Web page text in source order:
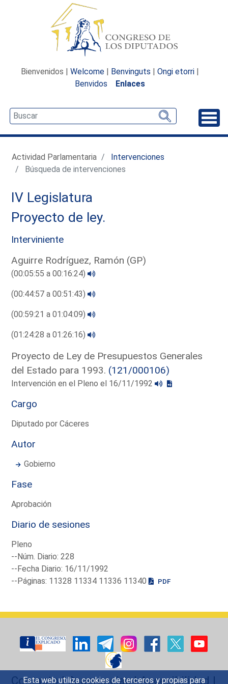
Esta web utiliza cookies de terceros y propias para
Bienvenidos | Welcome | Benvinguts | Ongi etorri |
Benvidos
Enlaces
Actividad Parlamentaria
Intervenciones
Búsqueda de intervenciones
IV Legislatura
Proyecto de ley.
Interviniente
Aguirre Rodríguez, Ramón (GP)
(00:05:55 a 00:16:24)
(00:44:57 a 00:51:43)
(00:59:21 a 01:04:09)
(01:24:28 a 01:26:16)
Proyecto de Ley de Presupuestos Generales
del Estado para 1993. (121/000106)
Intervención en el Pleno el 16/11/1992
Cargo
Diputado por Cáceres
Autor
Gobierno
Fase
Aprobación
Diario de sesiones
Pleno
--Núm. Diario: 228
--Fecha Diario: 16/11/1992
--Páginas: 11328 11334 11336 11340
PDF
Contacto|Sugerencias|Accesibilidad |